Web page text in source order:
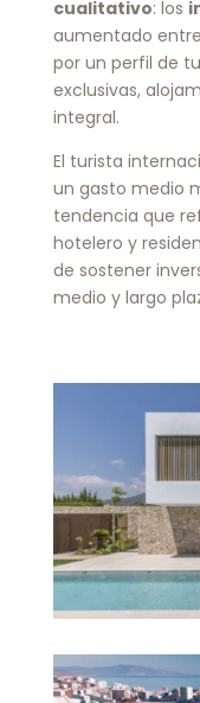
cualitativo: los
aumentado
por un perfil de
exclusivas,
integral.
El turista
un gasto medio
tendencia que
hotelero y
de sostener
medio y largo